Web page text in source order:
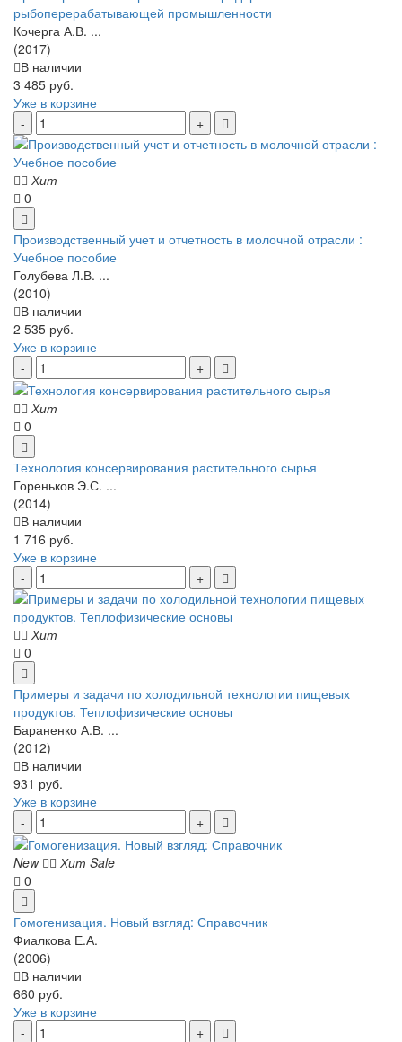
рыбоперерабатывающей промышленности
Кочерга А.В. ...
(2017)
В наличии
3 485 руб.
Уже в корзине
Хит
0
Производственный учет и отчетность в молочной отрасли :
Учебное пособие
Голубева Л.В. ...
(2010)
В наличии
2 535 руб.
Уже в корзине
Хит
0
Технология консервирования растительного сырья
Гореньков Э.С. ...
(2014)
В наличии
1 716 руб.
Уже в корзине
Хит
0
Примеры и задачи по холодильной технологии пищевых
продуктов. Теплофизические основы
Бараненко А.В. ...
(2012)
В наличии
931 руб.
Уже в корзине
New Хит Sale
0
Гомогенизация. Новый взгляд: Справочник
Фиалкова Е.А.
(2006)
В наличии
660 руб.
Уже в корзине